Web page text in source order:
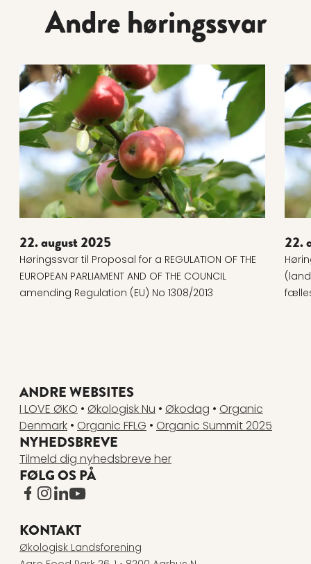
Andre høringssvar
Læs mere om 22. august 2025
22. august 2025
Høringssvar til Proposal for a REGULATION OF THE
EUROPEAN PARLIAMENT AND OF THE COUNCIL
amending Regulation (EU) No 1308/2013
Læs
22.
ANDRE WEBSITES
I LOVE ØKO • Økologisk Nu • Økodag • Organic
Denmark • Organic FFLG • Organic Summit 2025
NYHEDSBREVE
Tilmeld dig nyhedsbreve her
FØLG OS PÅ
www.facebook.com
www.instagram.com
www.linkedin.com
www.youtube.com
KONTAKT
Økologisk Landsforening